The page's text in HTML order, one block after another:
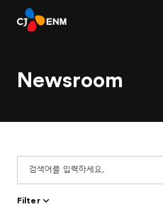
Newsroom
Filter